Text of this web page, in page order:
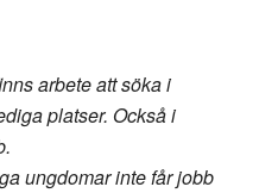
arbete att söka i
platser. Också i
ungdomar inte får jobb